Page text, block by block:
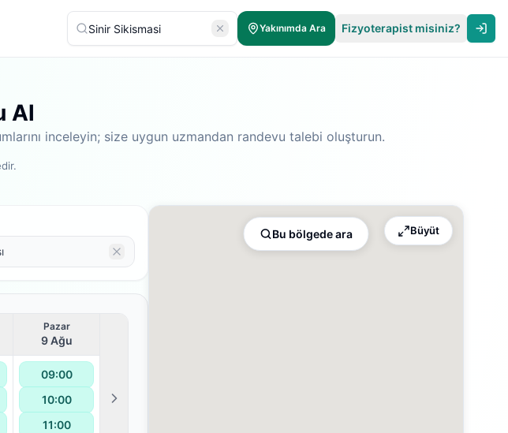
Yakınımda Ara Fizyoterapist misiniz?
Al
inceleyin; size uygun uzmandan randevu talebi oluşturun.
.
Pazar
9 Ağu
09:00
10:00
11:00
Bu bölgede ara Büyüt